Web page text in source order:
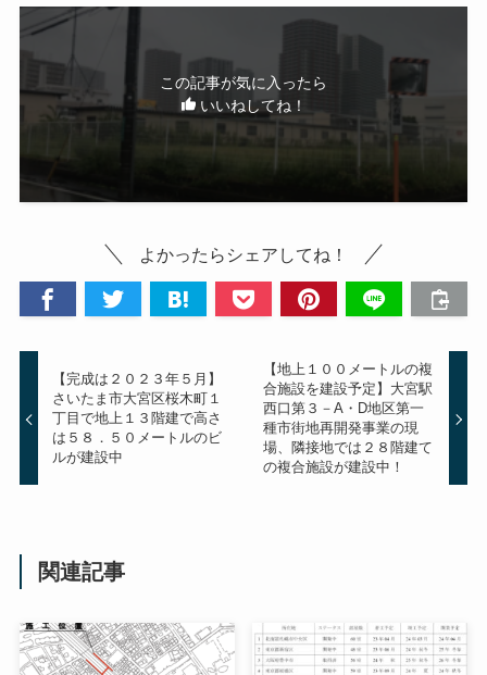
この記事が気に入ったら
いいねしてね！
よかったらシェアしてね！
【完成は２０２３年５月】
さいたま市大宮区桜木町１
丁目で地上１３階建で高さ
は５８．５０メートルのビ
ルが建設中
【地上１００メートルの複
合施設を建設予定】大宮駅
西口第３－A・D地区第一
種市街地再開発事業の現
場、隣接地では２８階建て
の複合施設が建設中！
関連記事